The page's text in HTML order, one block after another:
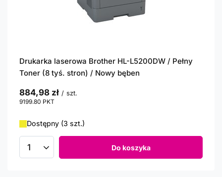
Drukarka laserowa Brother HL-L5200DW / Pełny
Toner (8 tyś. stron) / Nowy bęben
884,98 zł / szt.
9199.80 PKT
Dostępny (3 szt.)
Ilość produktów Do koszyka